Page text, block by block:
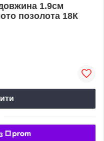
1.9см
позолота 18К